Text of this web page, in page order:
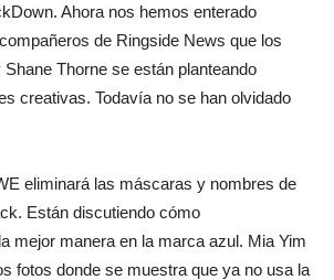
Ahora nos hemos enterado
de Ringside News que los
Thorne se están planteando
creativas. Todavía no se han olvidado
eliminará las máscaras y nombres de
Están discutiendo cómo
mejor manera en la marca azul. Mia Yim
fotos donde se muestra que ya no usa la